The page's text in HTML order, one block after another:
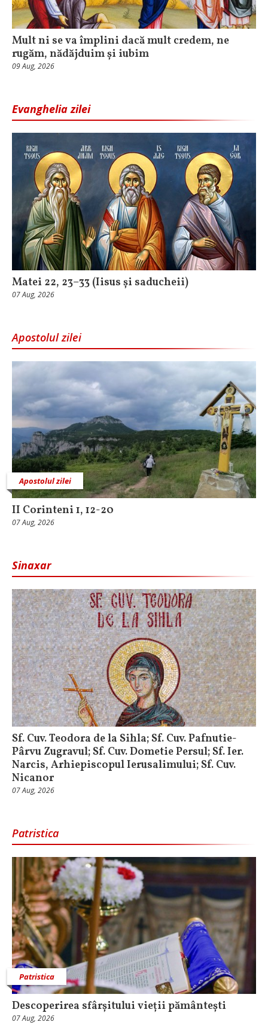
Mult ni se va împlini dacă mult credem, ne
rugăm, nădăjduim și iubim
09 Aug, 2026
Evanghelia zilei
Matei 22, 23–33 (Iisus și saducheii)
07 Aug, 2026
Apostolul zilei
Apostolul zilei
II Corinteni 1, 12-20
07 Aug, 2026
Sinaxar
Sf. Cuv. Teodora de la Sihla; Sf. Cuv. Pafnutie-
Pârvu Zugravul; Sf. Cuv. Dometie Persul; Sf. Ier.
Narcis, Arhiepiscopul Ierusalimului; Sf. Cuv.
Nicanor
07 Aug, 2026
Patristica
Patristica
Descoperirea sfârșitului vieții pământești
07 Aug, 2026